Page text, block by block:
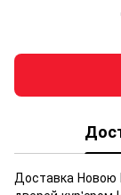
Доставка Новою